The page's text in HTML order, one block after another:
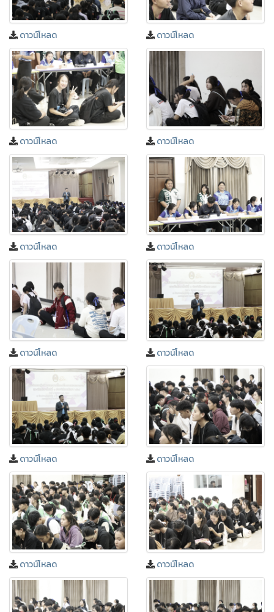
ดาวน์โหลด ดาวน์โหลด
ดาวน์โหลด ดาวน์โหลด
ดาวน์โหลด ดาวน์โหลด
ดาวน์โหลด ดาวน์โหลด
ดาวน์โหลด ดาวน์โหลด
ดาวน์โหลด ดาวน์โหลด